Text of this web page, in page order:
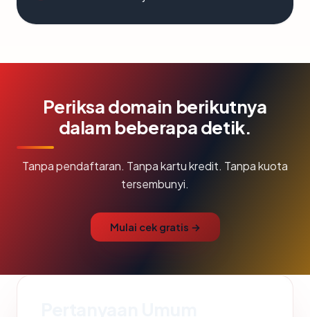
Periksa domain berikutnya
dalam beberapa detik.
Tanpa pendaftaran. Tanpa kartu kredit. Tanpa kuota
tersembunyi.
Mulai cek gratis →